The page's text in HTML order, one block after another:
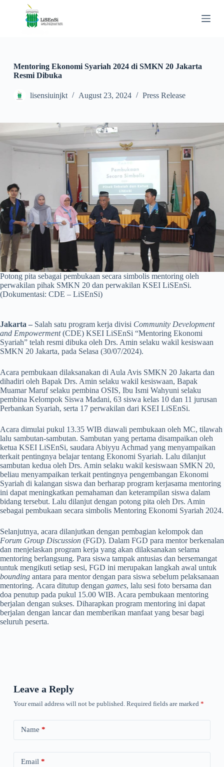
o
Mentoring Ekonomi Syariah 2024 di SMKN 20 Jakarta
Resmi Dibuka
lisensiuinjkt August 23, 2024 Press Release
Potong pita sebagai pembukaan secara simbolis mentoring oleh
perwakilan pihak SMKN 20 dan perwakilan KSEI LiSEnSi.
(Dokumentasi: CDE – LiSEnSi)
Jakarta – Salah satu program kerja divisi Community Development
and Empowerment(CDE) KSEI LiSEnSi “Mentoring Ekonomi
Syariah” telah resmi dibuka oleh Drs. Amin selaku wakil kesiswaan
SMKN 20 Jakarta, pada Selasa (30/07/2024).
Acara pembukaan dilaksanakan di Aula Avis SMKN 20 Jakarta dan
dihadiri oleh Bapak Drs. Amin selaku wakil kesiswaan, Bapak
Muamar Maruf selaku pembina OSIS, Ibu Ismi Wahyuni selaku
pembina Kelompok Siswa Madani, 63 siswa kelas 10 dan 11 jurusan
Perbankan Syariah, serta 17 perwakilan dari KSEI LiSEnSi.
Acara dimulai pukul 13.35 WIB diawali pembukaan oleh MC, tilawah
lalu sambutan-sambutan. Sambutan yang pertama disampaikan oleh
ketua KSEI LiSEnSi, saudara Abiyyu Achmad yang menyampaikan
terkait pentingnya belajar tentang Ekonomi Syariah. Lalu dilanjut
sambutan kedua oleh Drs. Amin selaku wakil kesiswaan SMKN 20,
beliau menyampaikan terkait pentingnya pengembangan Ekonomi
Syariah di kalangan siswa dan berharap program kerjasama mentoring
ini dapat meningkatkan pemahaman dan keterampilan siswa dalam
bidang tersebut. Lalu dilanjut dengan potong pita oleh Drs. Amin
sebagai pembukaan secara simbolis Mentoring Ekonomi Syariah 2024.
Selanjutnya, acara dilanjutkan dengan pembagian kelompok dan
Forum Group Discussion (FGD). Dalam FGD para mentor berkenalan
dan menjelaskan program kerja yang akan dilaksanakan selama
mentoring berlangsung. Para siswa tampak antusias dan bersemangat
untuk mengikuti setiap sesi, FGD ini merupakan langkah awal untuk
bounding antara para mentor dengan para siswa sebelum pelaksanaan
mentoring. Acara ditutup dengan games, lalu sesi foto bersama dan
doa penutup pada pukul 15.00 WIB. Acara pembukaan mentoring
berjalan dengan sukses. Diharapkan program mentoring ini dapat
berjalan dengan lancar dan memberikan manfaat yang besar bagi
seluruh peserta.
Leave a Reply
Your email address will not be published. Required fields are marked *
Name *
Email*